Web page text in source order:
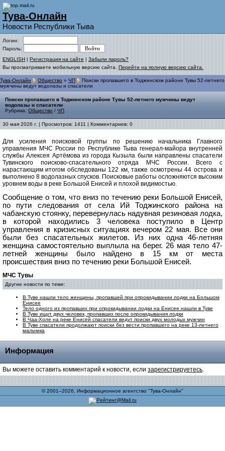
Тува-Онлайн
Новости Республики Тыва
Логин:
Пароль:
ENGLISH | Регистрация на сайте | Забыли пароль?
Вы просматриваете мобильную версию сайта. Перейти на полную версию сайта.
Тува-Онлайн Общество » ЧП
Поиски пропавшего в Тоджинском районе Тувы 52-летнего
мужчины ведут водолазы и спасатели
Поиски пропавшего в Тоджинском районе Тувы 52-летнего мужчины ведут
водолазы и спасатели
Рубрика: Общество / ЧП
30 мая 2026 г. | Просмотров: 1411 | Комментариев: 0
Для усиления поисковой группы по решению начальника Главного
управления МЧС России по Республике Тыва генерал-майора внутренней
службы Алексея Артёмова из города Кызыла были направлены спасатели
Тувинского поисково-спасательного отряда МЧС России. Всего с
нарастающим итогом обследованы 122 км, также осмотрены 44 острова и
выполнено 8 водолазных спусков. Поисковые работы осложняются высоким
уровнем воды в реке Большой Енисей и плохой видимостью.
Сообщение о том, что вниз по течению реки Большой Енисей,
по пути следования от села Ий Тоджинского района на
чабанскую стоянку, перевернулась надувная резиновая лодка,
в которой находились 3 человека поступило в Центр
управления в кризисных ситуациях вечером 22 мая. Все они
были без спасательных жилетов. Из них одна 46-летняя
женщина самостоятельно выплыла на берег. 26 мая тело 47-
летней женщины было найдено в 15 км от места
происшествия вниз по течению реки Большой Енисей.
МЧС Тувы
Другие новости по теме:
В Туве нашли тело женщины, пропавшей при опрокидывании лодки на Большом
Енисее
Тело одного из пропавших при опрокидывании лодки на Енисее нашли в Туве
В Туве ищут двух человек, пропавших после опрокидывания лодки
В Чаа-Холе на реке Енисей спасатели ведут поиски двух молодых мужчин
В Туве спасатели продолжают поиски без вести пропавшего на реке 13-летнего
мальчика
Информация
Вы можете оставить комментарий к новости, если зарегистрируетесь.
© 2001–2026, Информационное агентство "Тува-Онлайн"